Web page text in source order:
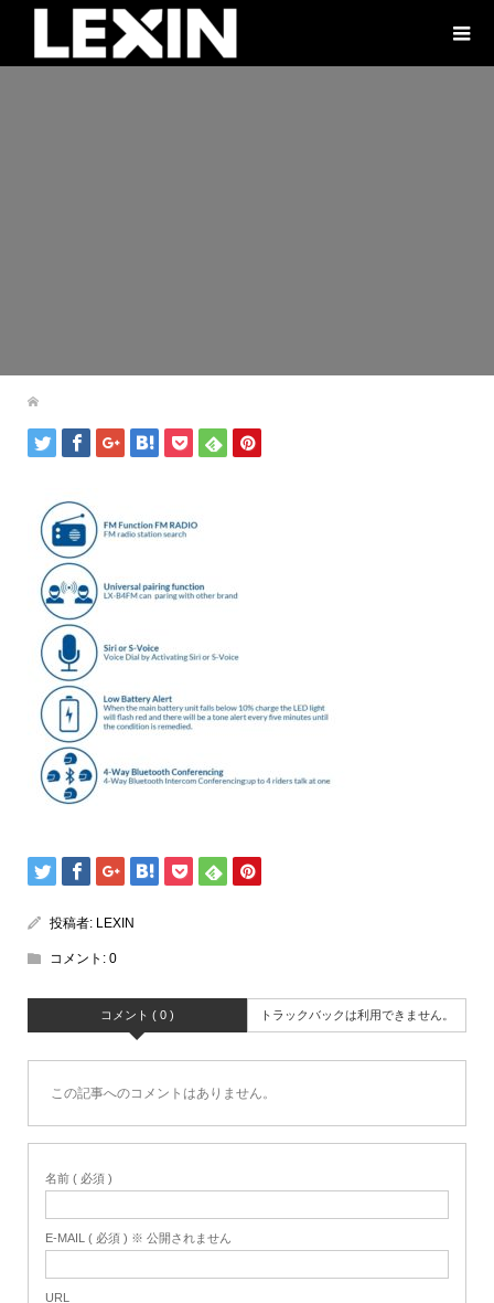
投稿者: LEXIN
コメント: 0
コメント ( 0 ) トラックバックは利用できません。
この記事へのコメントはありません。
名前 ( 必須 )
E-MAIL ( 必須 ) ※ 公開されません
URL